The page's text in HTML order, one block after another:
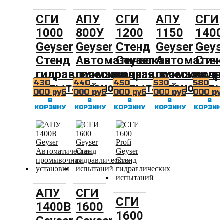
СГИ
1000
Geyser
Стенд
гидравлических
испытаний
430
000 руб
В
КОРЗИНУ
АПУ
800У
Geyser
Автоматическая
промывочная
установка
440
000 руб
В
КОРЗИНУ
СГИ
1200
Стенд
Geyser
гидравлических
испытаний
450
000 руб
В
КОРЗИНУ
АПУ
1150
Geyser
установка
530
000 руб
В
КОРЗИНУ
СГИ
580
000
В
АПУ
1400В
СГИ
1600
СГИ
1600